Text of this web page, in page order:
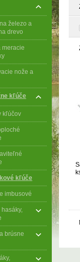
železo a
drevo
meracie
nože a
kľúče
kľúčov
kľúče
imbusové
hasáky,
brúsne